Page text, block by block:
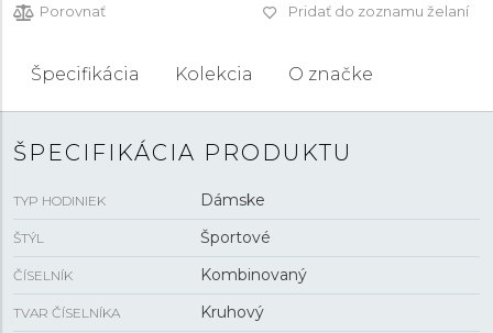
Porovnať Pridať do zoznamu želaní
Špecifikácia Kolekcia O značke
ŠPECIFIKÁCIA PRODUKTU
TYP HODINIEK Dámske
ŠTÝL Športové
ČÍSELNÍK Kombinovaný
TVAR ČÍSELNÍKA Kruhový